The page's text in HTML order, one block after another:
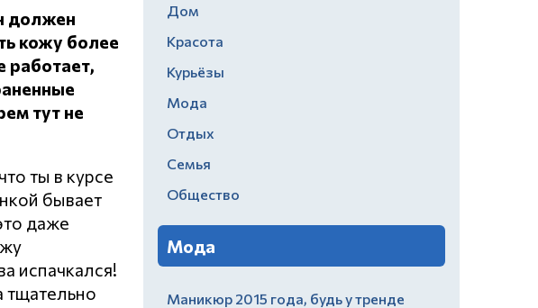
должен
кожу более
работает,
тут не
ты в курсе
бывает
даже
испачкался!
тщательно
Дом
Красота
Курьёзы
Мода
Отдых
Семья
Общество
Мода
Маникюр 2015 года, будь у тренде